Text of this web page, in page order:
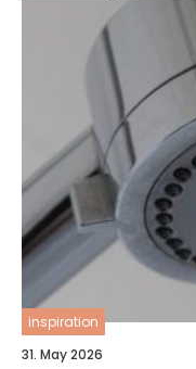
inspiration
31. May 2026